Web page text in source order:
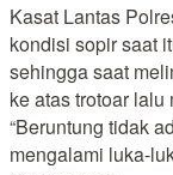
Kasat Lantas
kondisi sopir saat
sehingga saat
ke atas trotoar
“Beruntung tidak
mengalami luka-